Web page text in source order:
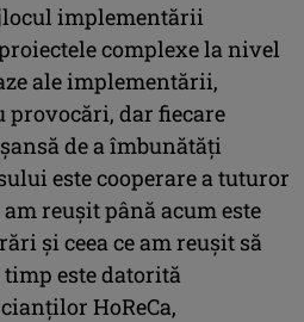
implementării
complexe la nivel
ale implementării,
dar fiecare
de a îmbunătăţi
este cooperare a tuturor
reuşit până acum este
şi ceea ce am reuşit să
este datorită
HoReCa,